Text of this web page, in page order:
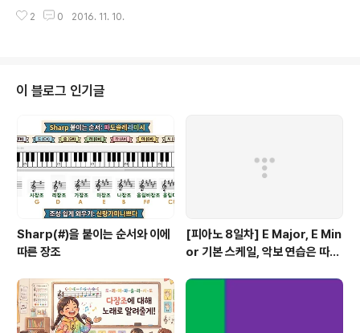
자호는 목은(牧隱)대표작으로 55권에 달하는 목은집이 있음고려 말기 신흥유
2 0 2016. 11. 10.
이 블로그 인기글
Sharp(#)을 붙이는 순서와 이에
따른 장조
[피아노 8일차] E Major, E Min
or 기본 스케일, 악보 연습은 따라